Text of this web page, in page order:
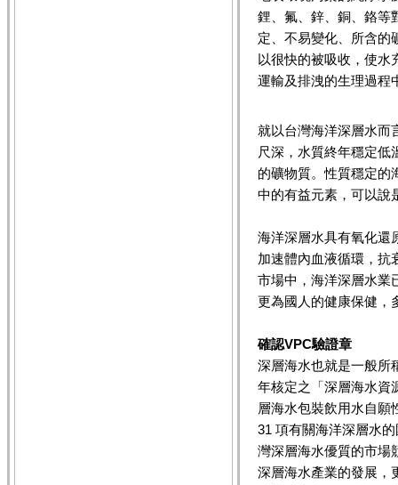
鋰、氟、鋅、銅、鉻等
定、不易變化、所含的
以很快的被吸收，使水
運輸及排洩的生理過程
就以台灣海洋深層水而
尺深，水質終年穩定
的礦物質。性質穩定的
中的有益元素，可以說
海洋深層水具有氧化還
加速體內血液循環，抗
市場中，海洋深層水業
更為國人的健康保健，
確認VPC驗證章
深層海水也就是一般所
年核定之「深層海水資
層海水包裝飲用水自願
31 項有關海洋深層水
灣深層海水優質的市場
深層海水產業的發展，